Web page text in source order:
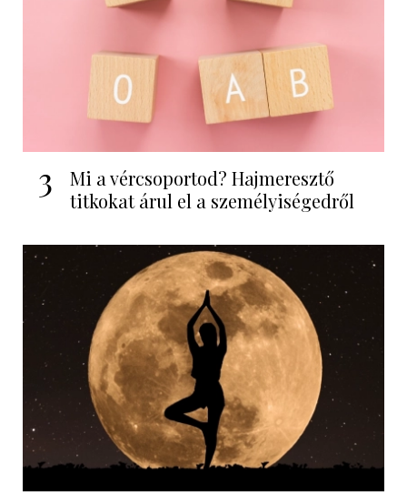
3
Mi a vércsoportod? Hajmeresztő
titkokat árul el a személyiségedről